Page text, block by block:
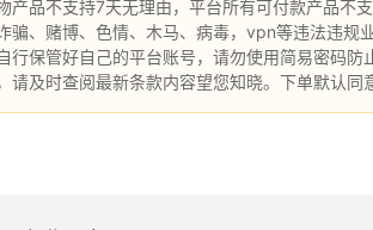
产品不支持7天无理由，平台所有可付款产品不
骗、赌博、色情、木马、病毒，vpn等违法违规
行保管好自己的平台账号，请勿使用简易密码
请及时查阅最新条款内容望您知晓。下单默认同